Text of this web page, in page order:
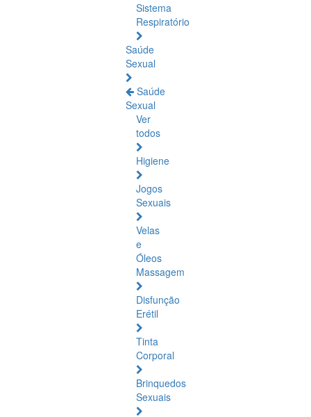
Sistema
Respiratório
Saúde
Sexual
Saúde
Sexual
Ver
todos
Higiene
Jogos
Sexuais
Velas
e
Óleos
Massagem
Disfunção
Erétil
Tinta
Corporal
Brinquedos
Sexuais